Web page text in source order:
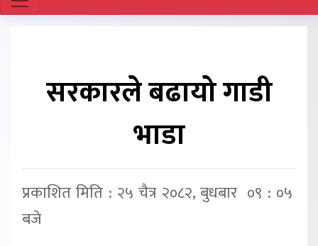
सरकारले बढायो गाडी
भाडा
प्रकाशित मिति : २५ चैत्र २०८२, बुधबार ०९ : ०५
बजे